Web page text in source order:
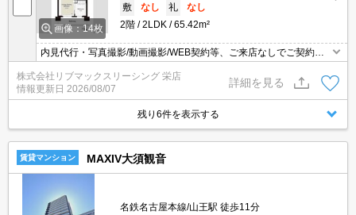
画像：14枚
敷
なし 礼
なし
2階
2LDK 65.42m²
内見代行・写真撮影/動画撮影/WEB契約等、ご来店なしでご契約可
能です。お気軽にご相談下さい。
株式会社リブマックスリーシング 栄店
情報更新日 2026/08/07
詳細を見る
残り6件を表示する
賃貸マンション MAXIV大須観音
名鉄名古屋本線/山王駅 徒歩11分